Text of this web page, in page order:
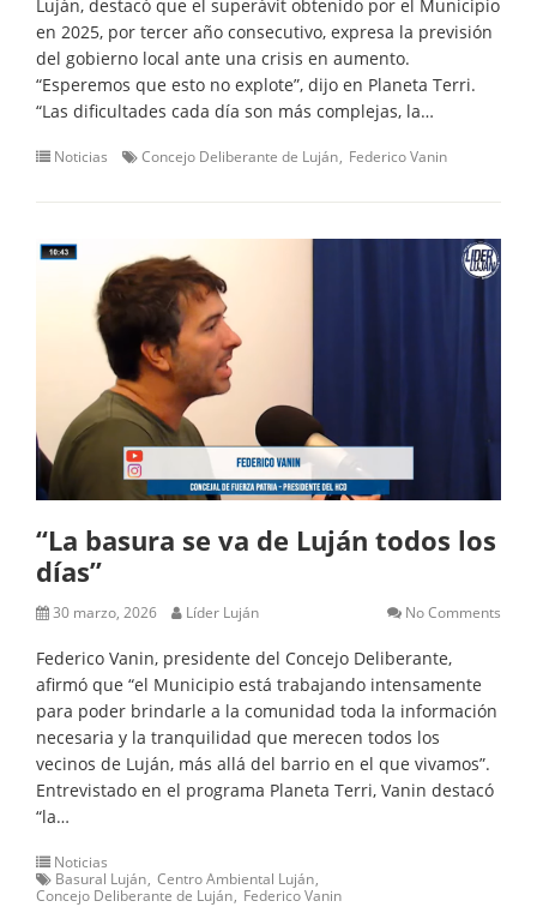
Luján, destacó que el superávit obtenido por el Municipio
en 2025, por tercer año consecutivo, expresa la previsión
del gobierno local ante una crisis en aumento.
“Esperemos que esto no explote”, dijo en Planeta Terri.
“Las dificultades cada día son más complejas, la…
Noticias Concejo Deliberante de Luján Federico Vanin
“La basura se va de Luján todos los
días”
30 marzo, 2026 Líder Luján No Comments
Federico Vanin, presidente del Concejo Deliberante,
afirmó que “el Municipio está trabajando intensamente
para poder brindarle a la comunidad toda la información
necesaria y la tranquilidad que merecen todos los
vecinos de Luján, más allá del barrio en el que vivamos”.
Entrevistado en el programa Planeta Terri, Vanin destacó
“la…
Noticias
Basural Luján Centro Ambiental Luján
Concejo Deliberante de Luján Federico Vanin